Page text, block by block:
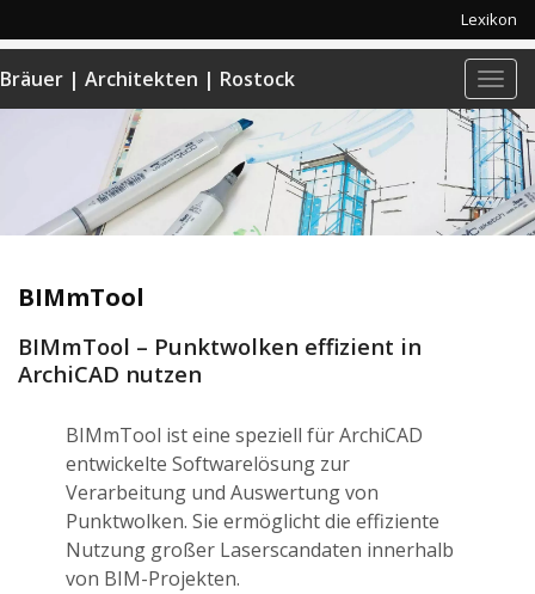
Lexikon
Bräuer | Architekten | Rostock
BIMmTool
BIMmTool – Punktwolken effizient in
ArchiCAD nutzen
BIMmTool ist eine speziell für ArchiCAD
entwickelte Softwarelösung zur
Verarbeitung und Auswertung von
Punktwolken. Sie ermöglicht die effiziente
Nutzung großer Laserscandaten innerhalb
von BIM-Projekten.